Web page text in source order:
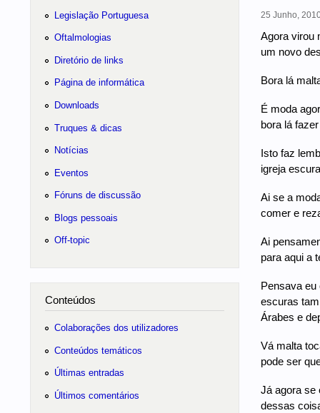
25 Junho,
Agora virou
um novo
Bora lá
É moda
bora lá
Isto faz
igreja
Ai se a
comer e
Ai
para aqui a
Pensava eu
escuras
Árabes e
Vá malta
pode ser
Já agora se
dessas
Legislação Portuguesa
Oftalmologias
Diretório de links
Página de informática
Downloads
Truques & dicas
Notícias
Eventos
Fóruns de discussão
Blogs pessoais
Off-topic
Conteúdos
Colaborações dos utilizadores
Conteúdos temáticos
Últimas entradas
Últimos comentários